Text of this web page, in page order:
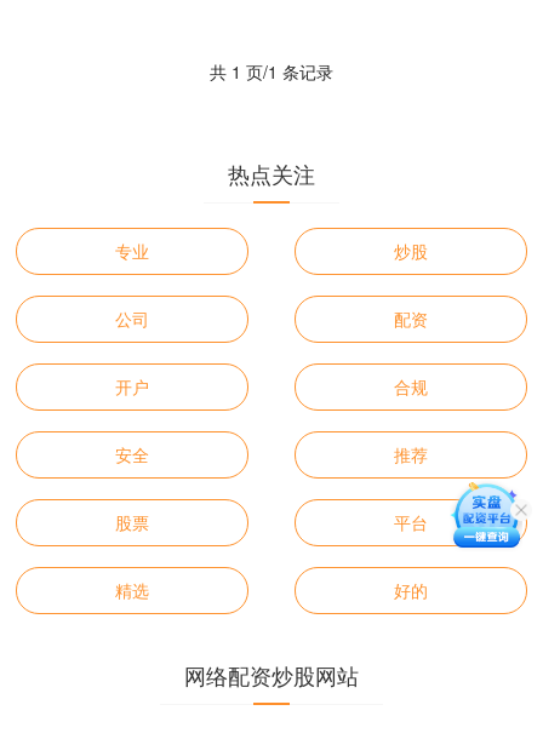
共 1 页/1 条记录
热点关注
专业 炒股
公司 配资
开户 合规
安全 推荐
股票 平台
精选 好的
网络配资炒股网站